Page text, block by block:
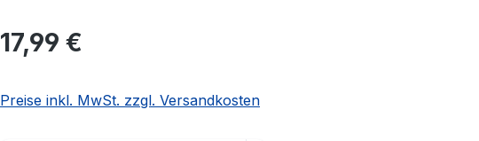
Regulärer Preis:
17,99 €
Preise inkl. MwSt. zzgl. Versandkosten